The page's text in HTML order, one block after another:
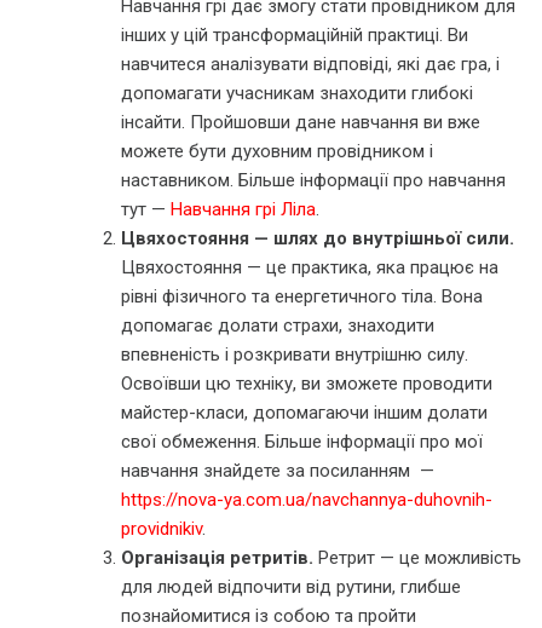
Навчання грі дає змогу стати провідником для
інших у цій трансформаційній практиці. Ви
навчитеся аналізувати відповіді, які дає гра, і
допомагати учасникам знаходити глибокі
інсайти. Пройшовши дане навчання ви вже
можете бути духовним провідником і
наставником. Більше інформації про навчання
тут — Навчання грі Ліла.
Цвяхостояння — шлях до внутрішньої сили.
Цвяхостояння — це практика, яка працює на
рівні фізичного та енергетичного тіла. Вона
допомагає долати страхи, знаходити
впевненість і розкривати внутрішню силу.
Освоївши цю техніку, ви зможете проводити
майстер-класи, допомагаючи іншим долати
свої обмеження. Більше інформації про мої
навчання знайдете за посиланням —
https://nova-ya.com.ua/navchannya-duhovnih-
providnikiv.
Організація ретритів. Ретрит — це можливість
для людей відпочити від рутини, глибше
познайомитися із собою та пройти